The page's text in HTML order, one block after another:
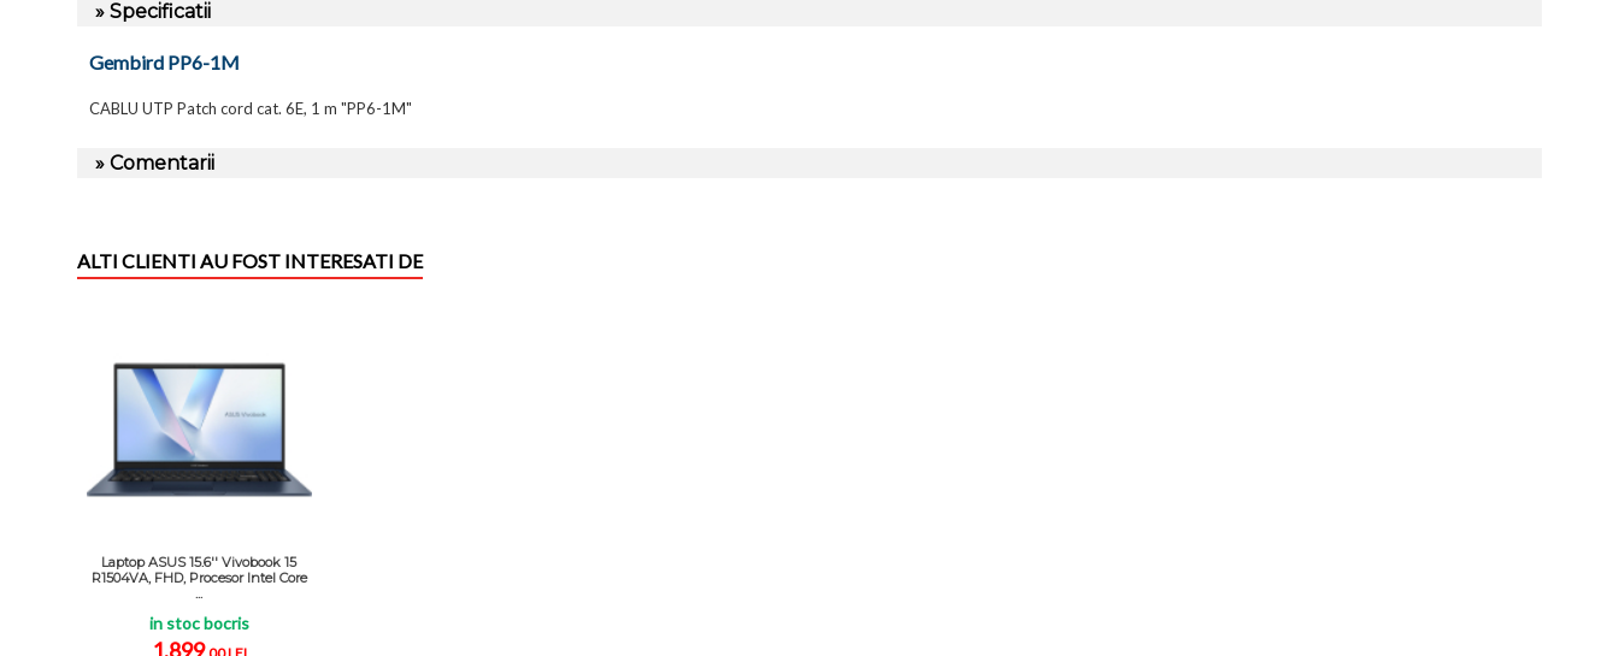
» Specificatii
Gembird PP6-1M
CABLU UTP Patch cord cat. 6E, 1 m "PP6-1M"
» Comentarii
ALTI CLIENTI AU FOST INTERESATI DE
Laptop ASUS 15.6'' Vivobook 15
R1504VA, FHD, Procesor Intel Core
...
in stoc bocris
1.899